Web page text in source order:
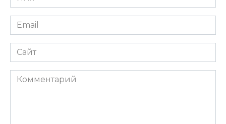
*
Email
*
Сайт
Комментарий